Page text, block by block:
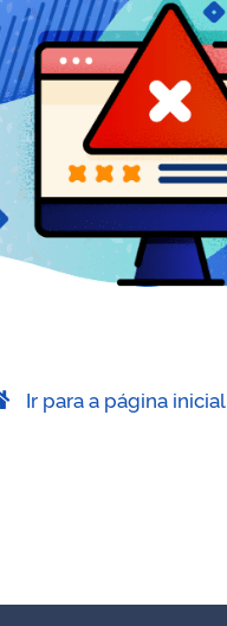
Ir para a página inicial